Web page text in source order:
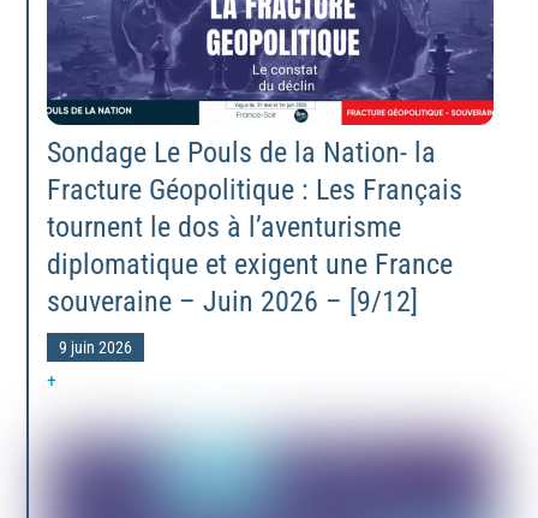
Sondage Le Pouls de la Nation- la
Fracture Géopolitique : Les Français
tournent le dos à l’aventurisme
diplomatique et exigent une France
souveraine – Juin 2026 – [9/12]
9 juin 2026
+